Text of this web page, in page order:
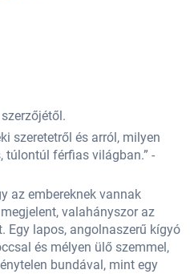
szeretetről és arról, milyen
túlontúl férfias világban.” -
az embereknek vannak
valahányszor az
Egy lapos, angolnaszerű kígyó
és mélyen ülő szemmel,
bundával, mint egy